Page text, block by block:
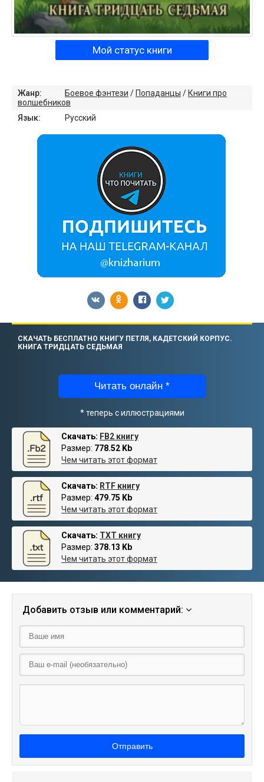
Мой статус книги
Жанр: Боевое фэнтези / Попаданцы / Книги про
волшебников
Язык:
Русский
СКАЧАТЬ БЕСПЛАТНО КНИГУ ПЕТЛЯ, КАДЕТСКИЙ КОРПУС.
КНИГА ТРИДЦАТЬ СЕДЬМАЯ
Читать онлайн *
* теперь с иллюстрациями
Скачать: FB2 книгу
Размер: 778.52 Kb
Чем читать этот формат
Скачать: RTF книгу
Размер: 479.75 Kb
Чем читать этот формат
Скачать: TXT книгу
Размер: 378.13 Kb
Чем читать этот формат
Добавить отзыв или комментарий:
Отправить